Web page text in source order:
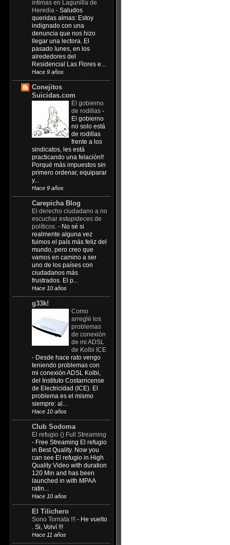
íntimas en Lagunilla de
Heredia - Saludos
queridas almas: Estoy
indignado con una
denuncia que nos hizo
llegar una lectora. El
pasado lunes, en los
alrededores del
Residencial Las Flores e...
Hace 9 años
Conejitos
Suicidas.com
El gobierno
de rodillas -
El gobierno
no solo está
de rodillas
frente a los
sindicatos, les está
practicando una felación!!
Porqué más impuestos sin
primero ordenar, equiparar
y...
Hace 9 años
Carepicha Blog
El derecho ciudadano a no
escuchar estupideces de
políticos. - No sé si
realmente alguna vez
fuimos el país más feliz del
mundo, pero creo que
vamos en camino a ser
uno de los países con
ciudadanos más
frustrados. El p...
Hace 10 años
g33k!
Como
arreglé los
problemas
de conexión
de mi ADSL
de Kolbi ICE
- Desde hace rato vengo
teniendo problemas con
mi conexión ADSL Kolbi,
del Instituto Costarricense
de Electricidad (ICE). El
problema es el mismo
siempre: al...
Hace 10 años
Club Sodoma
El refugio () Full Streaming
- Free Streaming El refugio
in Best Quality. Now you
can see El refugio in High
Quality Video with duration
120 Min and has been
launched in with MPAA
ratin...
Hace 10 años
El Tilichero
Sono Tornata !!! - He vuelto
. Si, Volví !!!
Hace 11 años